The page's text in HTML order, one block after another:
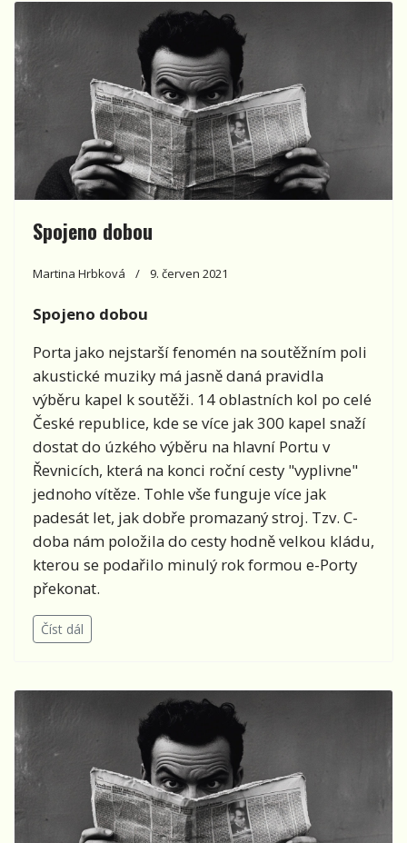
Spojeno dobou
Martina Hrbková 9. červen 2021
Spojeno dobou
Porta jako nejstarší fenomén na soutěžním poli
akustické muziky má jasně daná pravidla
výběru kapel k soutěži. 14 oblastních kol po celé
České republice, kde se více jak 300 kapel snaží
dostat do úzkého výběru na hlavní Portu v
Řevnicích, která na konci roční cesty "vyplivne"
jednoho vítěze. Tohle vše funguje více jak
padesát let, jak dobře promazaný stroj. Tzv. C-
doba nám položila do cesty hodně velkou kládu,
kterou se podařilo minulý rok formou e-Porty
překonat.
Číst dál